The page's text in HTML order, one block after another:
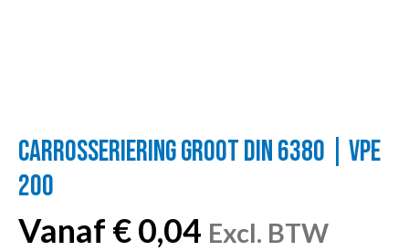
CARROSSERIERING GROOT DIN 6380 | VPE
200
Vanaf €0,04 Excl. BTW